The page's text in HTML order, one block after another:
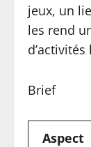
jeux, un
les rend
Brief
Aspect